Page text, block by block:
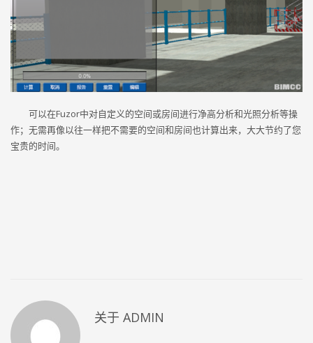
可以在Fuzor中对自定义的空间或房间进行净高分析和光照分析等操
作；无需再像以往一样把不需要的空间和房间也计算出来，大大节约了您
宝贵的时间。
关于 ADMIN